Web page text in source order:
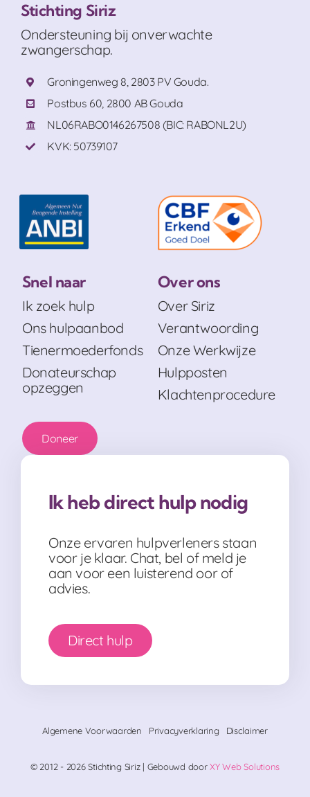
Stichting Siriz
Ondersteuning bij onverwachte
zwangerschap.
Groningenweg 8, 2803 PV Gouda.
Postbus 60, 2800 AB Gouda
NL06RABO0146267508 (BIC: RABONL2U)
KVK: 50739107
Snel naar
Ik zoek hulp
Ons hulpaanbod
Tienermoederfonds
Donateurschap
opzeggen
Doneer
Over ons
Over Siriz
Verantwoording
Onze Werkwijze
Hulpposten
Klachtenprocedure
Ik heb direct hulp nodig
Onze ervaren hulpverleners staan
voor je klaar. Chat, bel of meld je
aan voor een luisterend oor of
advies.
Direct hulp
Algemene Voorwaarden Privacyverklaring Disclaimer
© 2012 - 2026 Stichting Siriz | Gebouwd doorXY Web Solutions